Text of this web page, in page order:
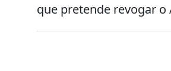
que pretende revogar